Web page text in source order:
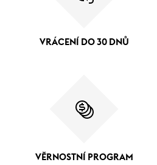
VRÁCENÍ DO 30 DNŮ
VĚRNOSTNÍ PROGRAM